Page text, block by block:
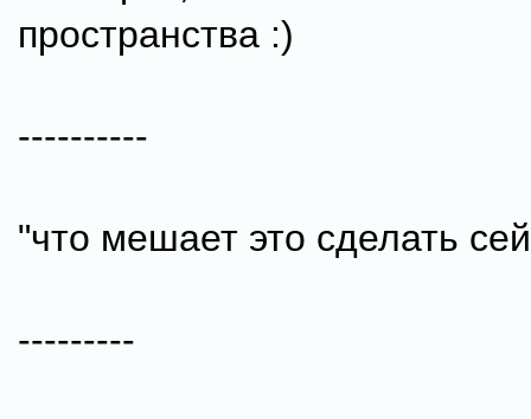
пространства :)
----------
"что мешает это сделать
---------